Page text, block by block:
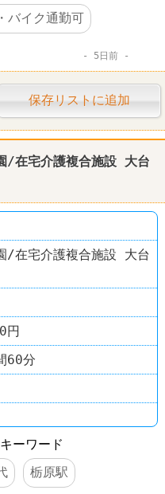
バイク通勤可
5日前
保存リストに追加
/在宅介護複合施設 大台
/在宅介護複合施設 大台
円
60分
ーワード
栃原駅